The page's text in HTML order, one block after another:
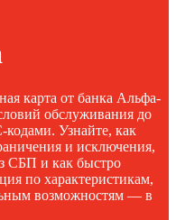
карта от банка Альфа-
обслуживания до
кодами. Узнайте, как
и исключения,
СБП и как быстро
по характеристикам,
возможностям — в